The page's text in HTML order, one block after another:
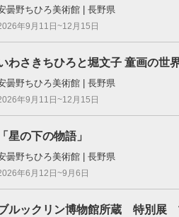
曇野ちひろ美術館 | 長野県
年9月11日~12月15日
わさきちひろと堀文子 童画の世
曇野ちひろ美術館 | 長野県
年9月11日~12月15日
「星の下の物語」
曇野ちひろ美術館 | 長野県
年6月12日~9月6日
ルックリン博物館所蔵 特別展